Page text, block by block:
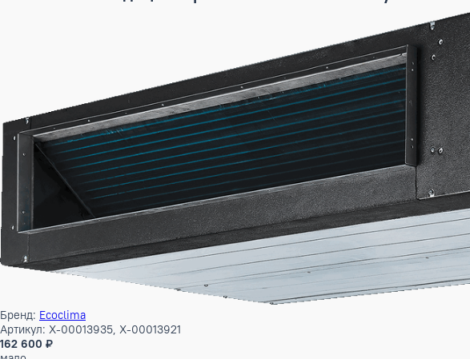
Канальный кондиционер Ecoclima ECLMD-TC60/4R1A + ECL-TC60/5R1A(U)
Канальный кондиционер Ecoclima ECLMD-TC60/